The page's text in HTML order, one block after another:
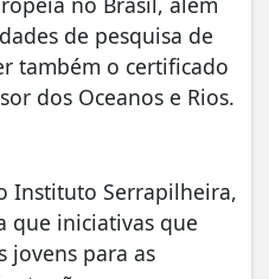
de pesquisa de
também o certificado
dos Oceanos e Rios.
Instituto Serrapilheira,
que iniciativas que
jovens para as